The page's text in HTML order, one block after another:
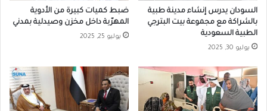
السودان يدرس إنشاء مدينة طبية
بالشراكة مع مجموعة بيت البترجي
الطبية السعودية
يوليو 30, 2025
ضبط كميات كبيرة من الأدوية
المهرّبة داخل مخزن وصيدلية بمدني
يوليو 25, 2025